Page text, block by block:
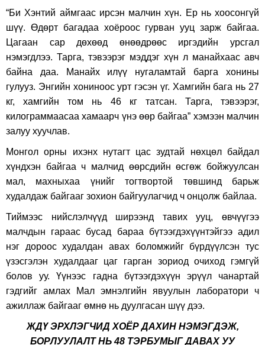
“Би Хэнтий аймгаас ирсэн малчин хүн. Ер нь хоосонгүй
шүү. Өдөрт багадаа хоёроос гурван ууц зарж байгаа.
Цагаан сар дөхөөд өнөөдрөөс иргэдийн урсгал
нэмэгдлээ. Тарга, тэвээрэг мэддэг хүн л манайхаас авч
байна даа. Манайх илүү нугаламтай барга хонины
гулууз. Энгийн хониноос урт гэсэн үг. Хамгийн бага нь 27
кг, хамгийн том нь 46 кг татсан. Тарга, тэвээрэг,
килограммаасаа хамаарч үнэ өөр байгаа” хэмээн малчин
залуу хуучлав.
Монгол орны ихэнх нутагт цас зудтай нөхцөл байдал
хүндхэн байгаа ч малчид өөрсдийн өсгөж бойжуулсан
мал, махныхаа үнийг тогтвортой төвшинд барьж
худалдаж байгааг зохион байгуулагчид ч онцолж байлаа.
Тиймээс нийслэлчүүд ширээнд тавих ууц, өвчүүгээ
малчдын гараас бусад бараа бүтээгдэхүүнтэйгээ адил
нэг дороос худалдан авах боломжийг бүрдүүлсэн тус
үзэсгэлэн худалдааг цаг гарган зориод очиход гэмгүй
болов уу. Үүнээс гадна бүтээгдэхүүн эрүүл чанартай
гэдгийг амлах Мал эмнэлгийн явуулын лаборатори ч
ажиллаж байгааг өмнө нь дуулгасан шүү дээ.
ЖДҮ ЭРХЛЭГЧИД ХОЁР ДАХИН НЭМЭГДЭЖ,
БОРЛУУЛАЛТ НЬ 48 ТЭРБУМЫГ ДАВАХ УУ